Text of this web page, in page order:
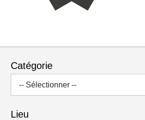
Catégorie
-- Sélectionner --
Lieu